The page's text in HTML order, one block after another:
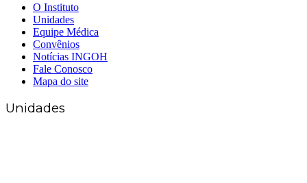
O Instituto
Unidades
Equipe Médica
Convênios
Notícias INGOH
Fale Conosco
Mapa do site
Unidades